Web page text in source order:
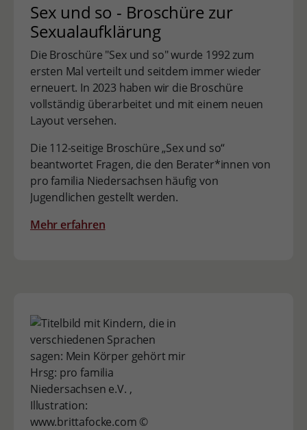
Sex und so - Broschüre zur
Sexualaufklärung
Die Broschüre "Sex und so" wurde 1992 zum
ersten Mal verteilt und seitdem immer wieder
erneuert. In 2023 haben wir die Broschüre
vollständig überarbeitet und mit einem neuen
Layout versehen.
Die 112-seitige Broschüre „Sex und so“
beantwortet Fragen, die den Berater*innen von
pro familia Niedersachsen häufig von
Jugendlichen gestellt werden.
Mehr erfahren
Hrsg: pro familia
Niedersachsen e.V. ,
Illustration:
www.brittafocke.com ©